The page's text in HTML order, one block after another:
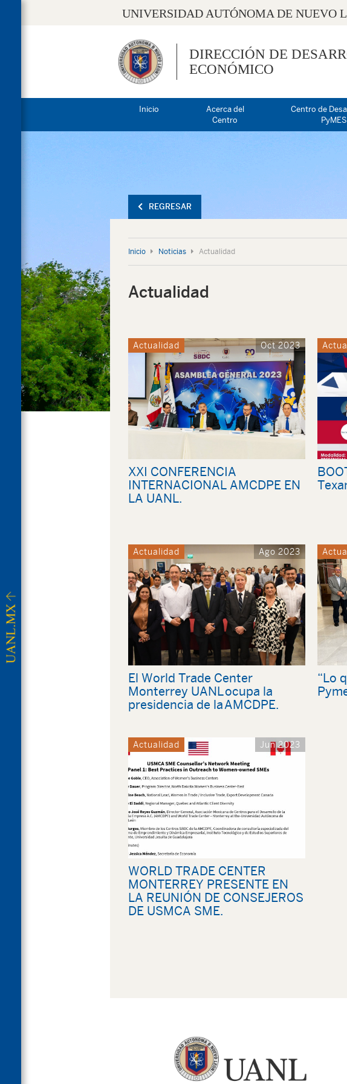
UNIVERSIDAD AUTÓNOMA DE NUEVO
DIRECCIÓN DE
ECONÓMICO
Inicio
Acerca del
Centro
Centro de
PyMES
REGRESAR
Inicio Noticias Actualidad
Actualidad
Actualidad Oct 2023
XXI CONFERENCIA
INTERNACIONAL AMCDPE EN
LA UANL.
Actualidad Ago 2023
El World Trade Center
Monterrey UANL ocupa la
presidencia de la AMCDPE.
“Lo
Actualidad Jun 2023
WORLD TRADE CENTER
MONTERREY PRESENTE EN
LA REUNIÓN DE CONSEJEROS
DE USMCA SME.